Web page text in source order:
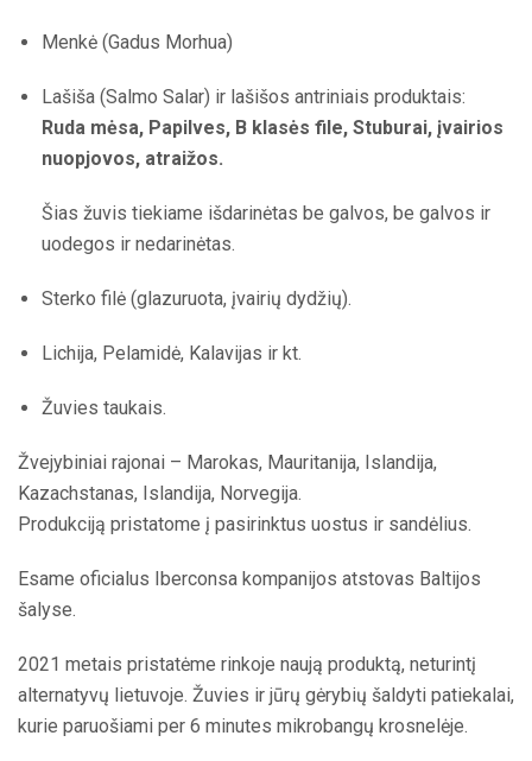
Menkė (Gadus Morhua)
Lašiša (Salmo Salar) ir lašišos antriniais produktais:
Ruda mėsa, Papilves, B klasės file, Stuburai, įvairios
nuopjovos, atraižos.
Šias žuvis tiekiame išdarinėtas be galvos, be galvos ir
uodegos ir nedarinėtas.
Sterko filė (glazuruota, įvairių dydžių).
Lichija, Pelamidė, Kalavijas ir kt.
Žuvies taukais.
Žvejybiniai rajonai – Marokas, Mauritanija, Islandija,
Kazachstanas, Islandija, Norvegija.
Produkciją pristatome į pasirinktus uostus ir sandėlius.
Esame oficialus Iberconsa kompanijos atstovas Baltijos
šalyse.
2021 metais pristatėme rinkoje naują produktą, neturintį
alternatyvų lietuvoje. Žuvies ir jūrų gėrybių šaldyti patiekalai,
kurie paruošiami per 6 minutes mikrobangų krosnelėje.